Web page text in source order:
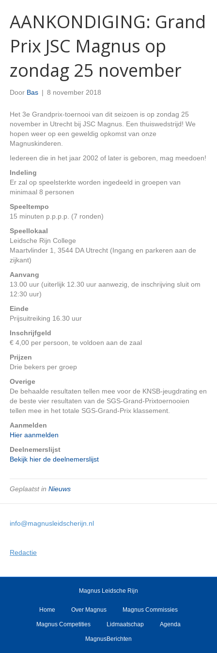
AANKONDIGING: Grand
Prix JSC Magnus op
zondag 25 november
Door Bas | 8 november 2018
Het 3e Grandprix-toernooi van dit seizoen is op zondag 25
november in Utrecht bij JSC Magnus. Een thuiswedstrijd! We
hopen weer op een geweldig opkomst van onze
Magnuskinderen.
Iedereen die in het jaar 2002 of later is geboren, mag meedoen!
Indeling
Er zal op speelsterkte worden ingedeeld in groepen van
minimaal 8 personen
Speeltempo
15 minuten p.p.p.p. (7 ronden)
Speellokaal
Leidsche Rijn College
Maartvlinder 1, 3544 DA Utrecht (Ingang en parkeren aan de
zijkant)
Aanvang
13.00 uur (uiterlijk 12.30 uur aanwezig, de inschrijving sluit om
12:30 uur)
Einde
Prijsuitreiking 16.30 uur
Inschrijfgeld
€ 4,00 per persoon, te voldoen aan de zaal
Prijzen
Drie bekers per groep
Overige
De behaalde resultaten tellen mee voor de KNSB-jeugdrating en
de beste vier resultaten van de SGS-Grand-Prixtoernooien
tellen mee in het totale SGS-Grand-Prix klassement.
Aanmelden
Hier aanmelden
Deelnemerslijst
Bekijk hier de deelnemerslijst
Geplaatst in Nieuws
info@magnusleidscherijn.nl
Redactie
Magnus Leidsche Rijn
Home Over Magnus Magnus Commissies
Magnus Competities Lidmaatschap Agenda
MagnusBerichten